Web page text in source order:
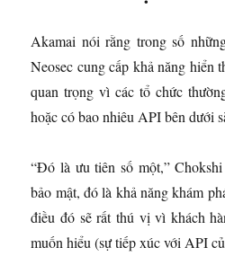
Akamai nói rằng trong số
Neosec cung cấp khả năng
quan trọng vì các tổ chức
hoặc có bao nhiêu API bên dưới
“Đó là ưu tiên số một,”
bảo mật, đó là khả năng khám
điều đó sẽ rất thú vị vì khách
muốn hiểu (sự tiếp xúc với API